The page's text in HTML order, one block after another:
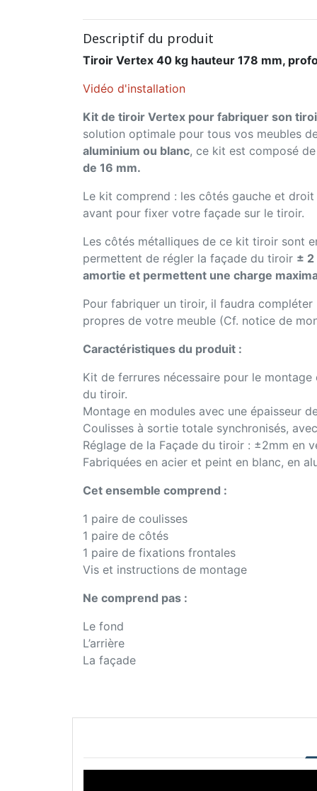
Descriptif du produit
Tiroir Vertex 40 kg hauteur 178 mm,
Vidéo d'installation
Kit de tiroir Vertex pour fabriquer son
solution optimale pour tous vos meubles
aluminium ou blanc, ce kit est composé
de 16 mm.
Le kit comprend : les côtés gauche et
avant pour fixer votre façade sur le tiroir.
Les côtés métalliques de ce kit tiroir sont
permettent de régler la façade du tiroir ±
amortie et permettent une charge
Pour fabriquer un tiroir, il faudra
propres de votre meuble (Cf. notice de
Caractéristiques du produit :
Kit de ferrures nécessaire pour le
du tiroir.
Montage en modules avec une épaisseur
Coulisses à sortie totale synchronisés,
Réglage de la Façade du tiroir : ±2mm en
Fabriquées en acier et peint en blanc, en
Cet ensemble comprend :
1 paire de coulisses
1 paire de côtés
1 paire de fixations frontales
Vis et instructions de montage
Ne comprend pas :
Le fond
L’arrière
La façade